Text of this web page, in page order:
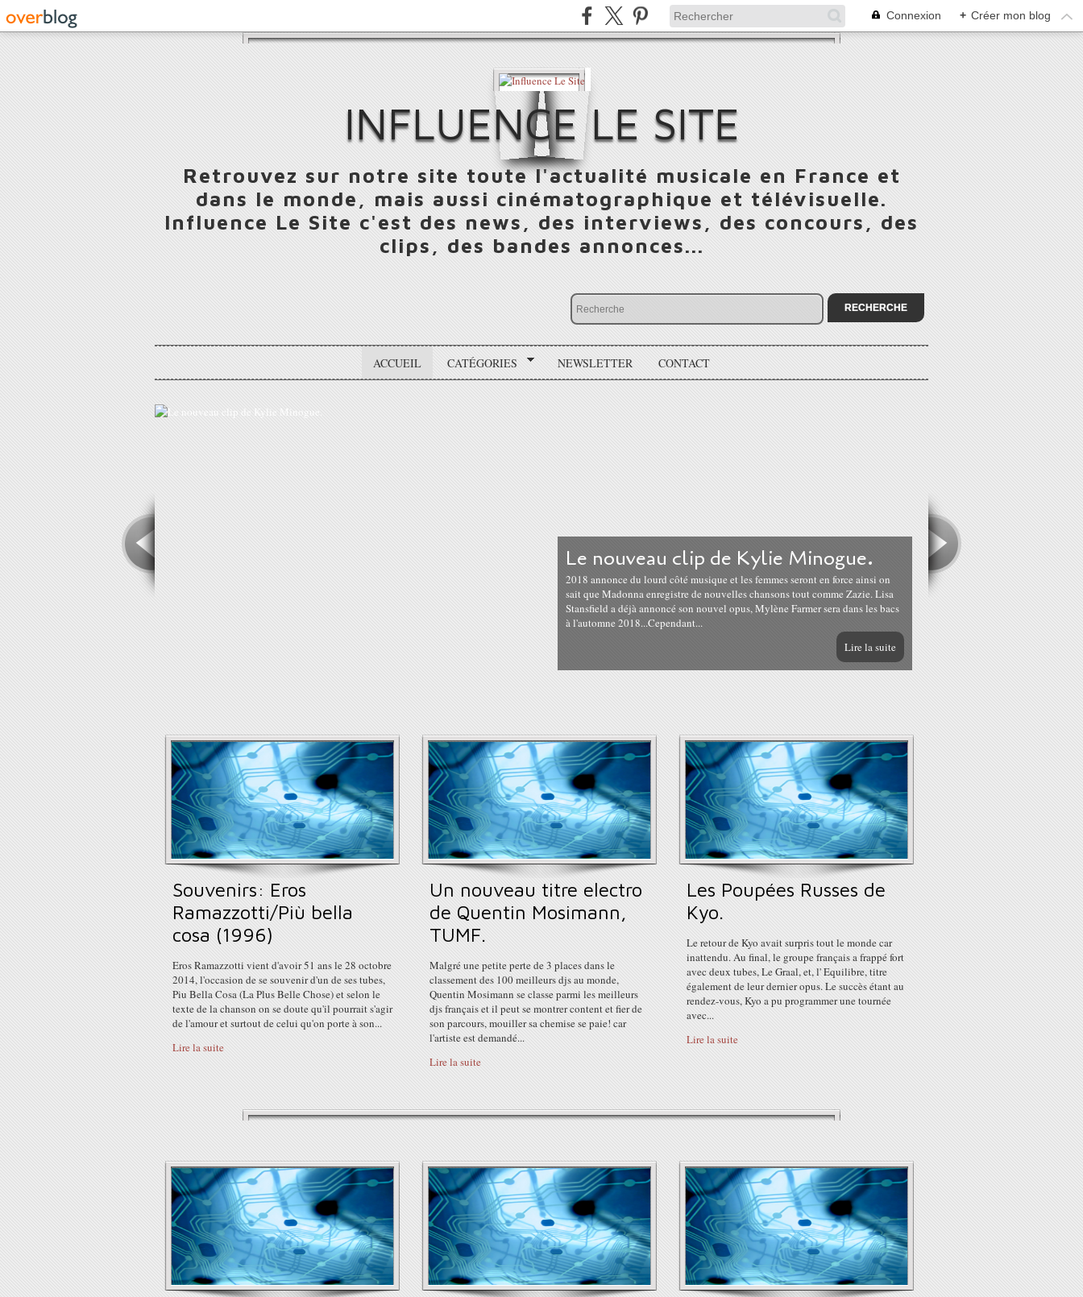
Connexion + Créer mon blog
INFLUENCE LE SITE
Retrouvez sur notre site toute l'actualité musicale en France et
dans le monde, mais aussi cinématographique et télévisuelle.
Influence Le Site c'est des news, des interviews, des concours, des
clips, des bandes annonces...
ACCUEIL CATÉGORIES NEWSLETTER CONTACT
Le nouveau clip de Kylie Minogue.
2018 annonce du lourd côté musique et les femmes seront en force ainsi on
sait que Madonna enregistre de nouvelles chansons tout comme Zazie. Lisa
Stansfield a déjà annoncé son nouvel opus, Mylène Farmer sera dans les bacs
à l'automne 2018...Cependant...
Lire la suite
Souvenirs: Eros
Ramazzotti/Più bella
cosa (1996)
Eros Ramazzotti vient d'avoir 51 ans le 28 octobre
2014, l'occasion de se souvenir d'un de ses tubes,
Piu Bella Cosa (La Plus Belle Chose) et selon le
texte de la chanson on se doute qu'il pourrait s'agir
de l'amour et surtout de celui qu'on porte à son...
Lire la suite
Un nouveau titre electro
de Quentin Mosimann,
TUMF.
Malgré une petite perte de 3 places dans le
classement des 100 meilleurs djs au monde,
Quentin Mosimann se classe parmi les meilleurs
djs français et il peut se montrer content et fier de
son parcours, mouiller sa chemise se paie! car
l'artiste est demandé...
Lire la suite
Les Poupées Russes de
Kyo.
Le retour de Kyo avait surpris tout le monde car
inattendu. Au final, le groupe français a frappé fort
avec deux tubes, Le Graal, et, l' Equilibre, titre
également de leur dernier opus. Le succès étant au
rendez-vous, Kyo a pu programmer une tournée
avec...
Lire la suite